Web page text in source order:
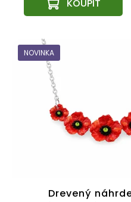
NOVINKA
Drevený